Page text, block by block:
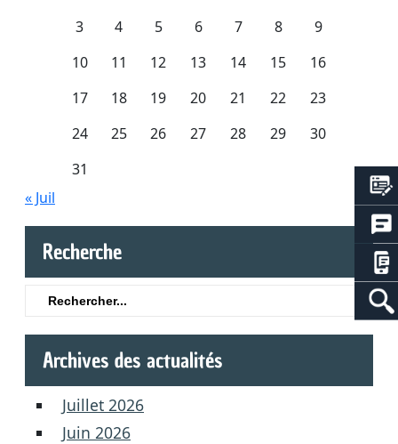
3
4 5 6 7 8
9
10
11 12 13 14 15
16
17
18 19 20 21 22
23
24
25 26 27 28 29
30
31
« Juil
Recherche
Archives des actualités
Juillet 2026
Juin 2026